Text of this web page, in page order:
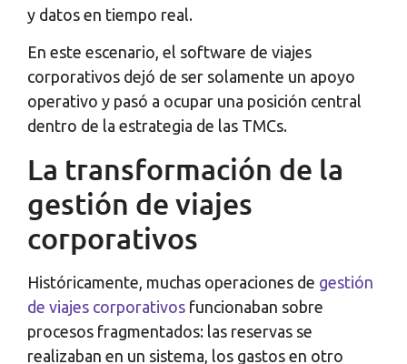
y datos en tiempo real.
En este escenario, el software de viajes
corporativos dejó de ser solamente un apoyo
operativo y pasó a ocupar una posición central
dentro de la estrategia de las TMCs.
La transformación de la
gestión de viajes
corporativos
Históricamente, muchas operaciones de gestión
de viajes corporativos funcionaban sobre
procesos fragmentados: las reservas se
realizaban en un sistema, los gastos en otro